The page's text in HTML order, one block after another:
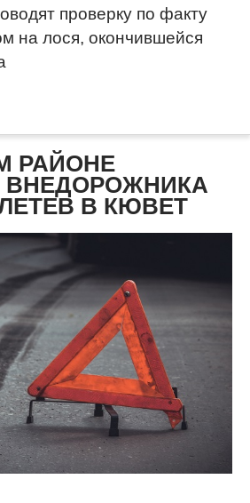
проверку по факту
на лося, окончившейся
РАЙОНЕ
ВНЕДОРОЖНИКА
В КЮВЕТ